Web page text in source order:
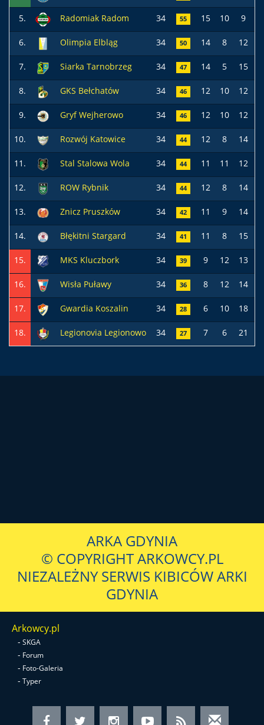
5. Radomiak Radom 34 55 15 10 9
6. Olimpia Elbląg 34 50 14 8 12
7. Siarka Tarnobrzeg 34 47 14 5 15
8. GKS Bełchatów 34 46 12 10 12
9. Gryf Wejherowo 34 46 12 10 12
10. Rozwój Katowice 34 44 12 8 14
11. Stal Stalowa Wola 34 44 11 11 12
12. ROW Rybnik 34 44 12 8 14
13. Znicz Pruszków 34 42 11 9 14
14. Błękitni Stargard 34 41 11 8 15
15. MKS Kluczbork 34 39 9 12 13
16. Wisła Puławy 34 36 8 12 14
17. Gwardia Koszalin 34 28 6 10 18
18. Legionovia Legionowo 34 27 7 6 21
ARKA GDYNIA
© COPYRIGHT ARKOWCY.PL
NIEZALEŻNY SERWIS KIBICÓW ARKI
GDYNIA
Arkowcy.pl
- SKGA
- Forum
- Foto-Galeria
- Typer